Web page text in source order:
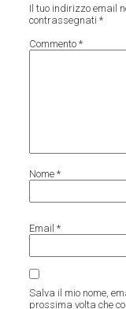
Il tuo indirizzo email
contrassegnati*
Commento*
Nome*
Email*
Salva il mio nome,
prossima volta che